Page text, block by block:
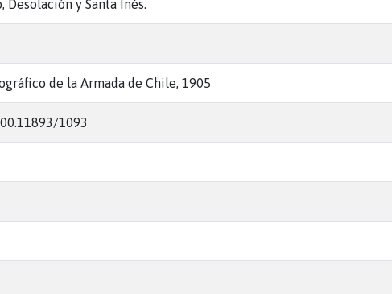
Desolación y Santa Inés.
de la Armada de Chile, 1905
1093